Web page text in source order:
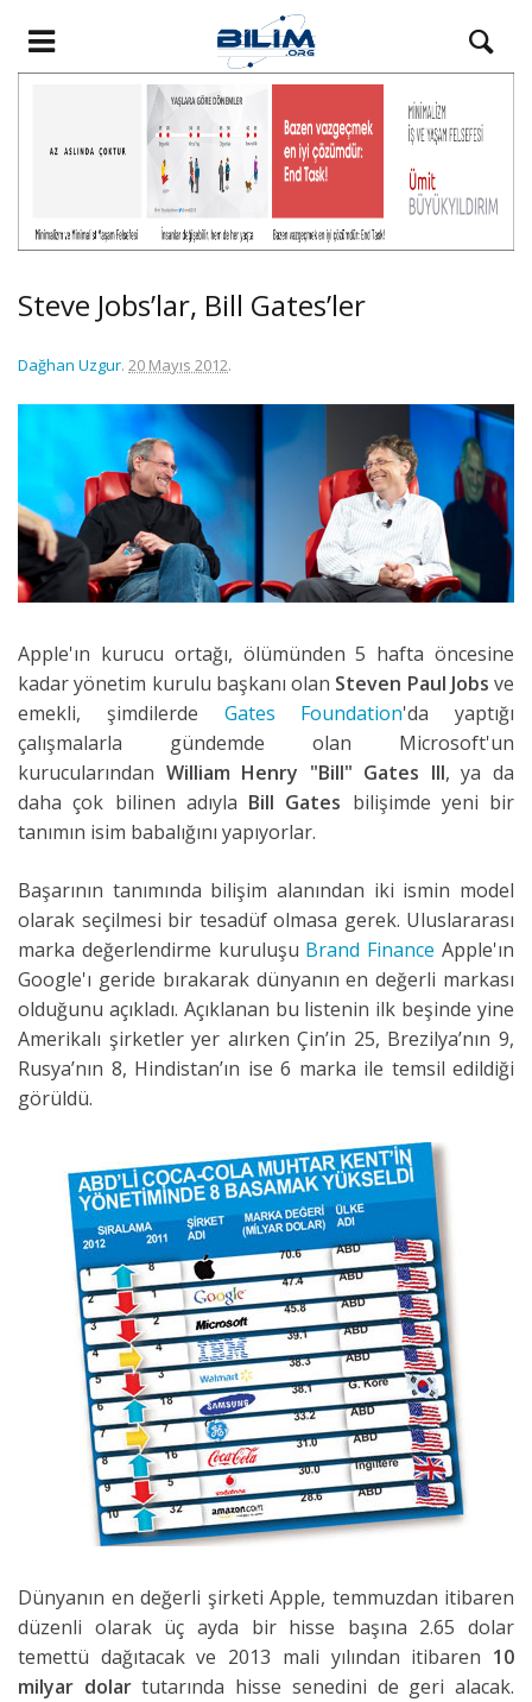
Steve Jobs’lar, Bill Gates’ler
Dağhan Uzgur. 20 Mayıs 2012.
Apple'ın kurucu ortağı, ölümünden 5 hafta öncesine
kadar yönetim kurulu başkanı olan Steven Paul Jobs ve
emekli, şimdilerde Gates Foundation'da yaptığı
çalışmalarla gündemde olan Microsoft'un
kurucularından William Henry "Bill" Gates III, ya da
daha çok bilinen adıyla Bill Gates bilişimde yeni bir
tanımın isim babalığını yapıyorlar.
Başarının tanımında bilişim alanından iki ismin model
olarak seçilmesi bir tesadüf olmasa gerek. Uluslararası
marka değerlendirme kuruluşu Brand Finance Apple'ın
Google'ı geride bırakarak dünyanın en değerli markası
olduğunu açıkladı. Açıklanan bu listenin ilk beşinde yine
Amerikalı şirketler yer alırken Çin’in 25, Brezilya’nın 9,
Rusya’nın 8, Hindistan’ın ise 6 marka ile temsil edildiği
görüldü.
Dünyanın en değerli şirketi Apple, temmuzdan itibaren
düzenli olarak üç ayda bir hisse başına 2.65 dolar
temettü dağıtacak ve 2013 mali yılından itibaren 10
milyar dolartutarında hisse senedini de geri alacak.